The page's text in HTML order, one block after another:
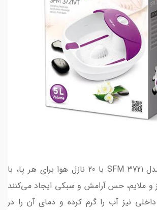
ماساژور پا سنکور مدل SFM 3721 با 20 نازل هوا برای هر پا، با
و ملایم، حس آرامش و سبکی ایجاد می‌کنند
نیز آب را گرم کرده و دمای آن را در